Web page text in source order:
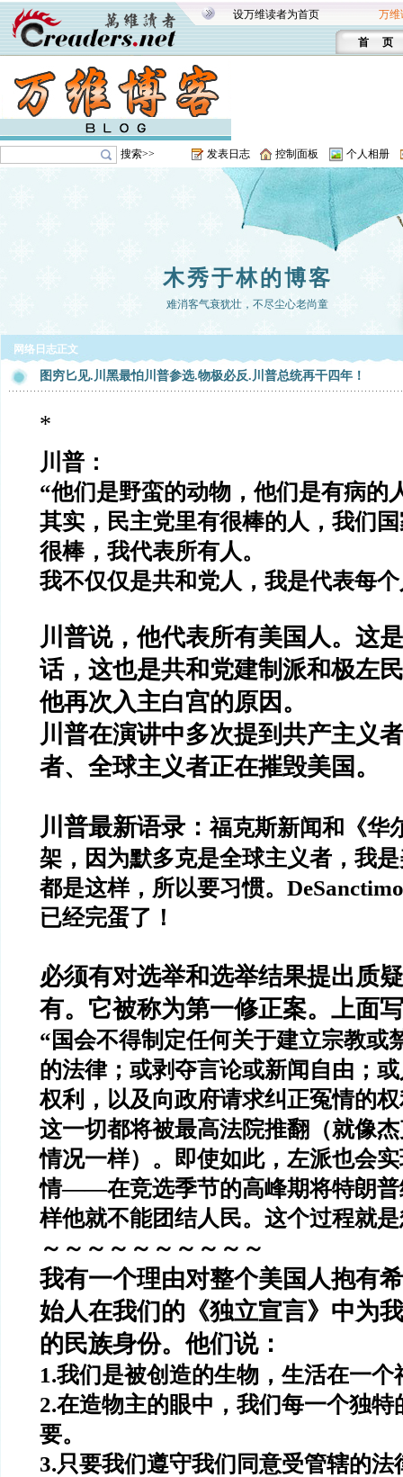
设万维读者为首页 万维
首 页
搜索>> 发表日志 控制面板 个人相册
木秀于林的博客
难消客气衰犹壮，不尽尘心老尚童
网络日志正文
图穷匕见.川黑最怕川普参选.物极必反.川普总统再干四年！
*
川普：
“他们是野蛮的动物，他们是有病的
其实，民主党里有很棒的人，我们
很棒，我代表所有人。
我不仅仅是共和党人，我是代表每
川普说，他代表所有美国人。这
话，这也是共和党建制派和极左
他再次入主白宫的原因。
川普在演讲中多次提到共产主义
者、全球主义者正在摧毁美国。
川普最新语录：福克斯新闻和《华
架，因为默多克是全球主义者，我
都是这样，所以要习惯。
已经完蛋了！
必须有对选举和选举结果提出质
有。它被称为第一修正案。上面
“ 国会不得制定任何关于建立宗教或
的法律；或剥夺言论或新闻自由；
权利，以及向政府请求纠正冤情的
这一切都将被最高法院推翻（就像
情况一样）。即使如此，左派也会
情——在竞选季节的高峰期将特朗
样他就不能团结人民。这个过程就
～～～～～～～～～～
我有一个理由对整个美国人抱有
始人在我们的《独立宣言》中为
的民族身份。他们说：
1.我们是被创造的生物，生活在一个
2.在造物主的眼中，我们每一个独特
要。
3.只要我们遵守我们同意受管辖的法